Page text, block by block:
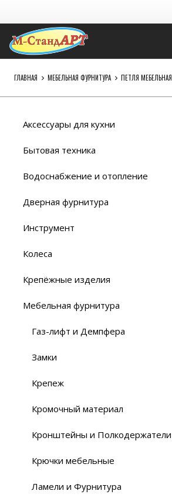
ГЛАВНАЯ МЕБЕЛЬНАЯ ФУРНИТУРА ПЕТЛЯ МЕБЕЛЬНАЯ
Аксессуары для кухни
Бытовая техника
Водоснабжение и отопление
Дверная фурнитура
Инструмент
Колеса
Крепёжные изделия
Мебельная фурнитура
Газ-лифт и Демпфера
Замки
Крепеж
Кромочный материал
Кронштейны и Полкодержатели
Крючки мебельные
Ламели и Фурнитура